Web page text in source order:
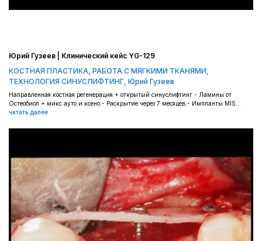
Юрий Гузеев | Клинический кейс YG-129
КОСТНАЯ ПЛАСТИКА, РАБОТА С МЯГКИМИ ТКАНЯМИ,
ТЕХНОЛОГИЯ СИНУСЛИФТИНГ, Юрий Гузеев
Направленная костная регенерация + открытый синуслифтинг - Ламины от
Остеобиол + микс ауто и ксено.- Раскрытие через 7 месяцев.- Импланты MIS...
читать далее